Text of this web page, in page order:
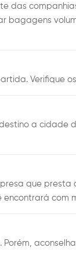
das
bagagens
Verifique
a cidade
que presta
encontrará com